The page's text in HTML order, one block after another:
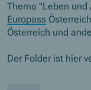
Thema "Leben und
Europass
Österreich und
Der Folder ist hier